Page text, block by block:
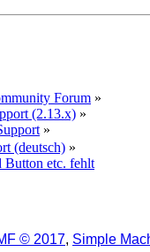
Forum »
(2.13.x) »
»
(deutsch) »
Button etc. fehlt
© 2017, Simple